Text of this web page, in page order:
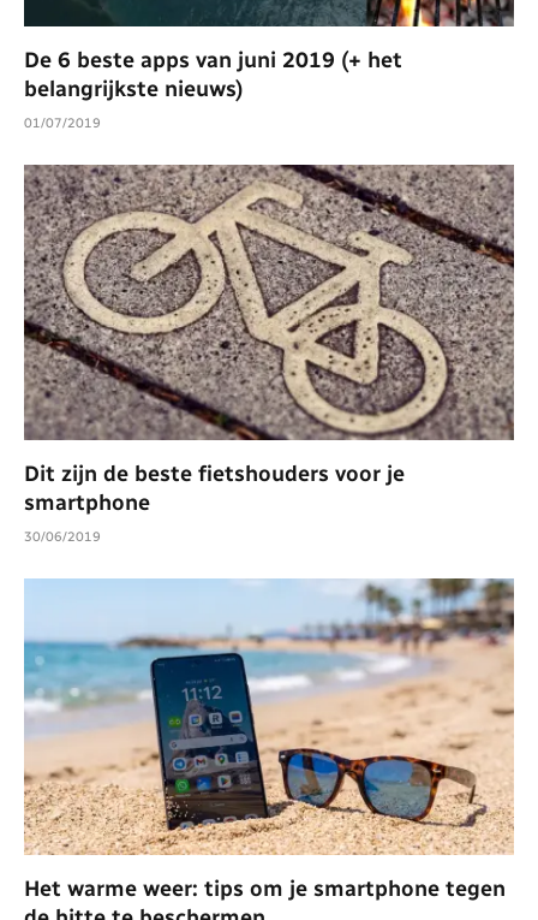
De 6 beste apps van juni 2019 (+ het
belangrijkste nieuws)
01/07/2019
Dit zijn de beste fietshouders voor je
smartphone
30/06/2019
Het warme weer: tips om je smartphone tegen